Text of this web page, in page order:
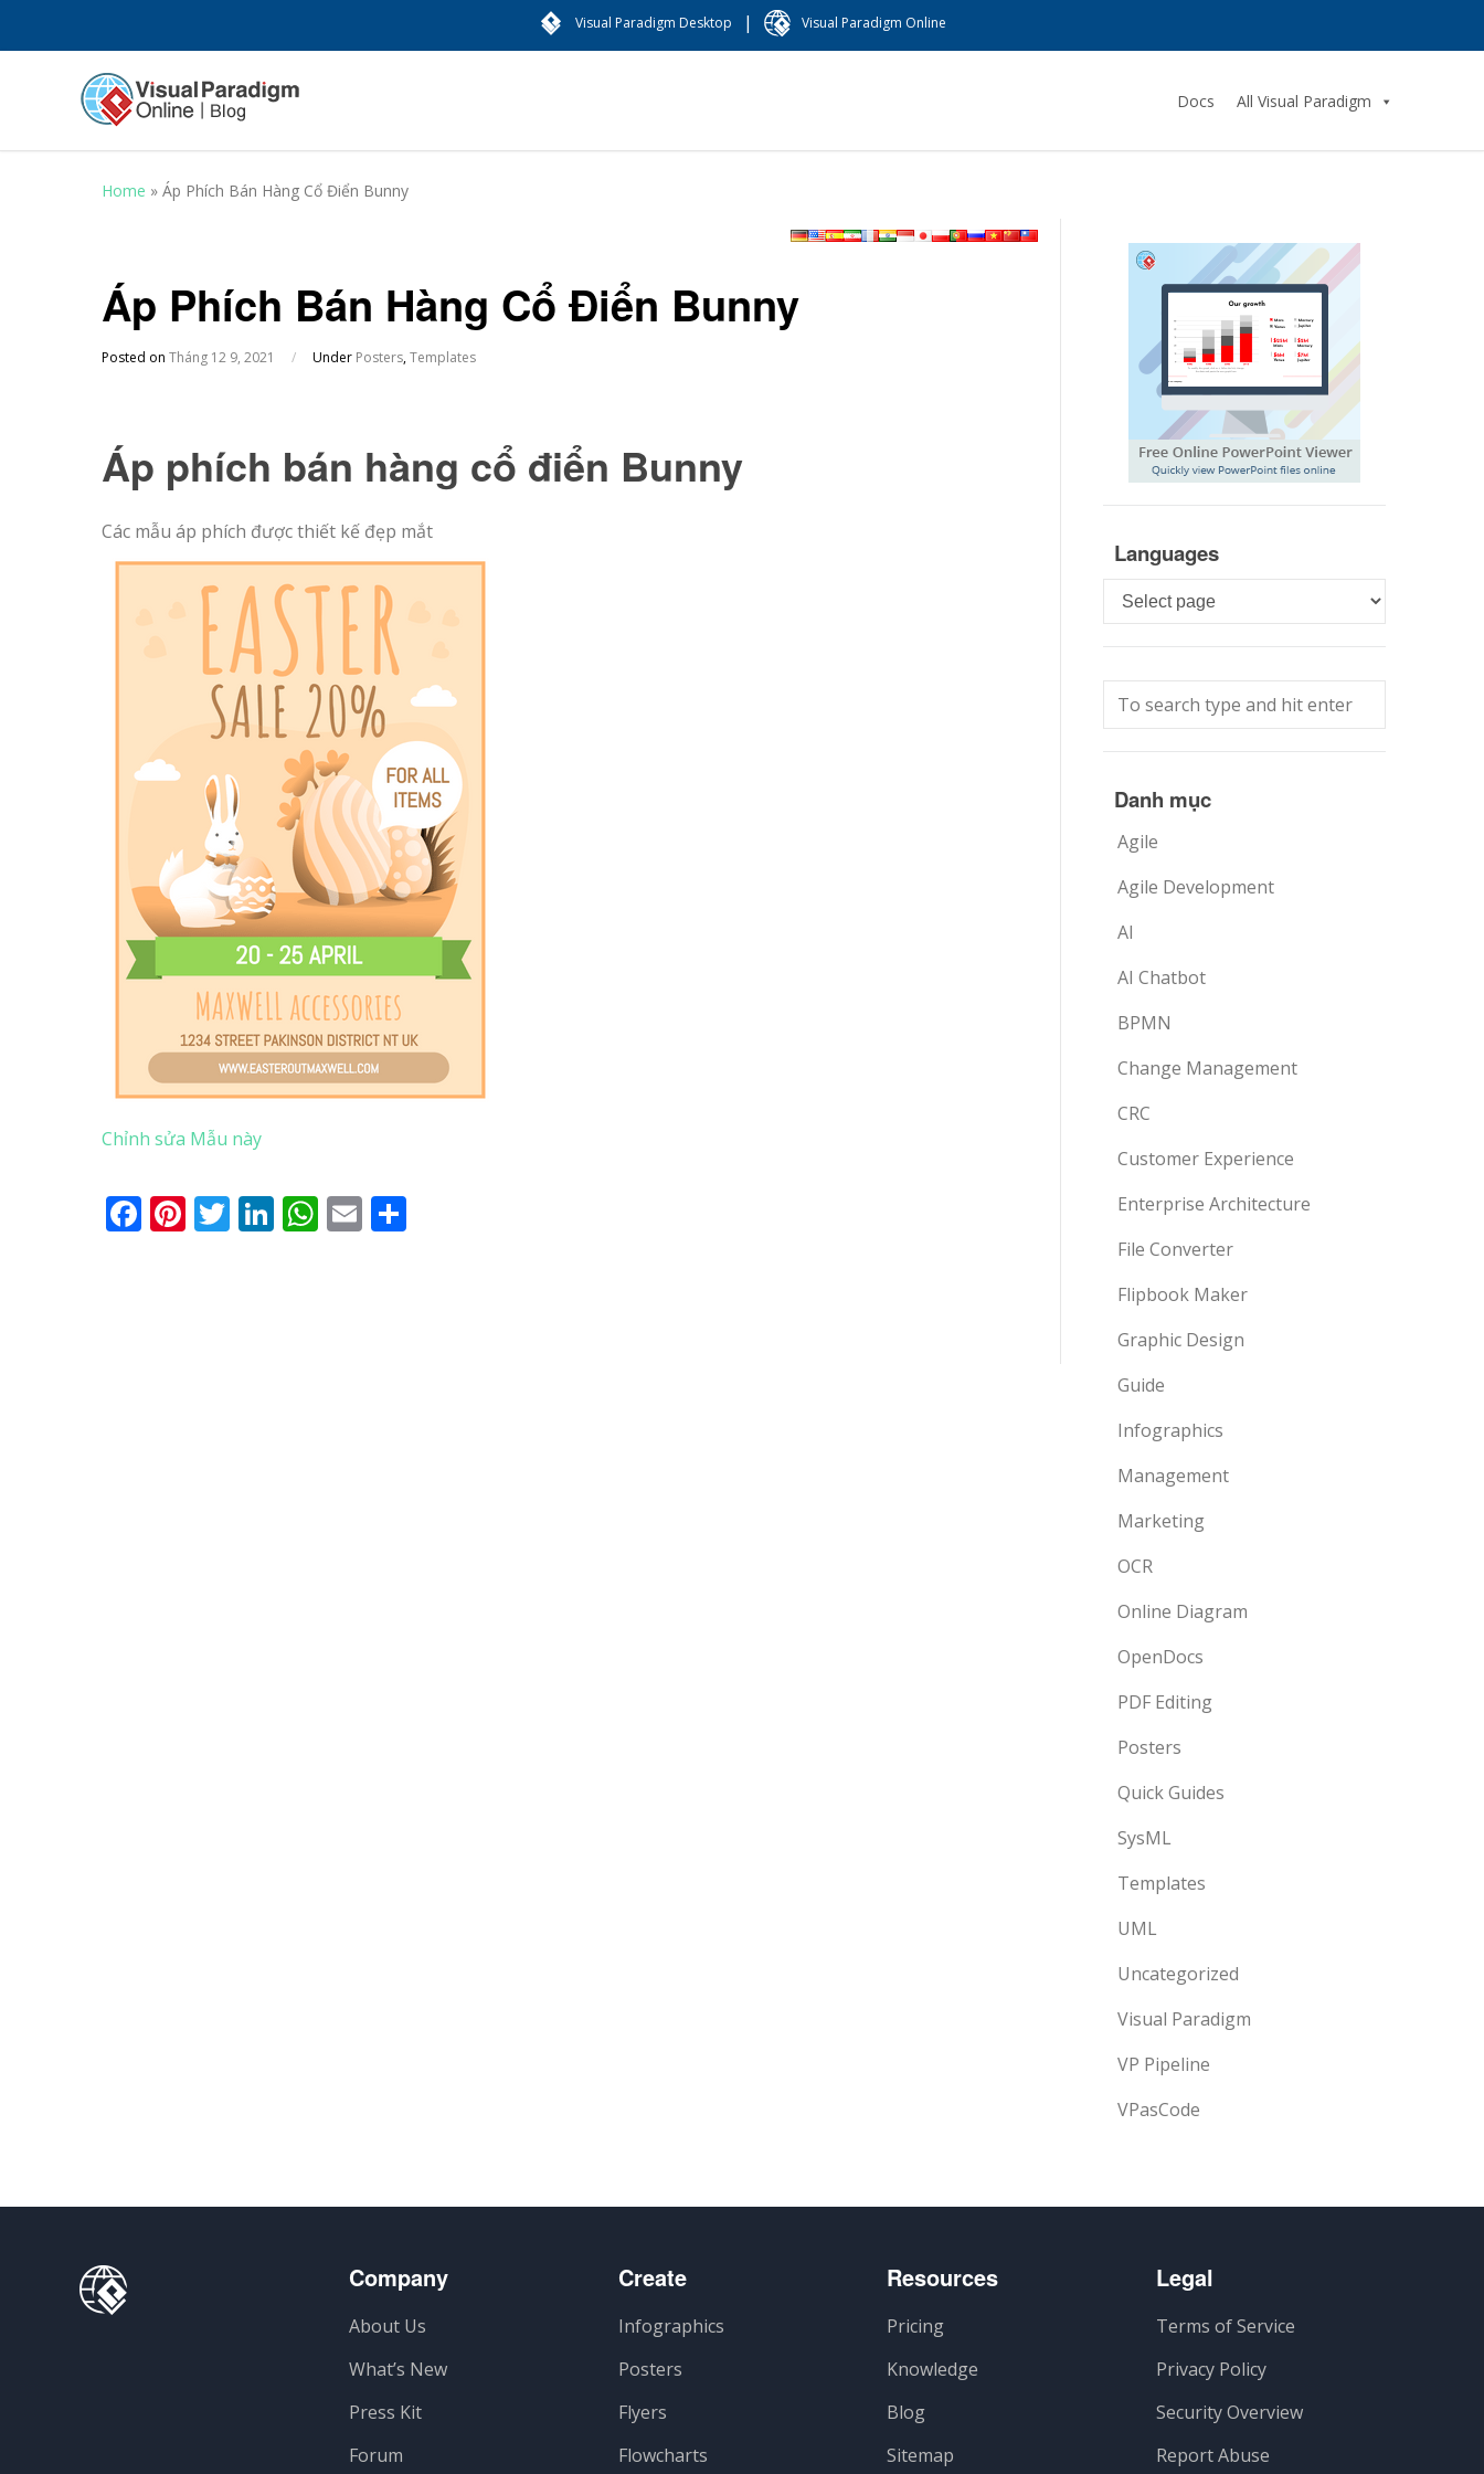
Visual Paradigm Desktop | Visual Paradigm Online
Docs All Visual Paradigm
Home » Áp Phích Bán Hàng Cổ Điển Bunny
Áp Phích Bán Hàng Cổ Điển Bunny
Posted on Tháng 12 9, 2021 / Under Posters,Templates
Áp phích bán hàng cổ điển Bunny
Các mẫu áp phích được thiết kế đẹp mắt
Chỉnh sửa Mẫu này
Facebook
Pinterest
Twitter
LinkedIn
WhatsApp
Email
Languages
Languages
Danh mục
Agile
Agile Development
AI
AI Chatbot
BPMN
Change Management
CRC
Customer Experience
Enterprise Architecture
File Converter
Flipbook Maker
Graphic Design
Guide
Infographics
Management
Marketing
OCR
Online Diagram
OpenDocs
PDF Editing
Posters
Quick Guides
SysML
Templates
UML
Uncategorized
Visual Paradigm
VP Pipeline
VPasCode
Company
About Us
What’s New
Press Kit
Forum
Create
Infographics
Posters
Flyers
Flowcharts
Resources
Pricing
Knowledge
Blog
Sitemap
Legal
Terms of Service
Privacy Policy
Security Overview
Report Abuse